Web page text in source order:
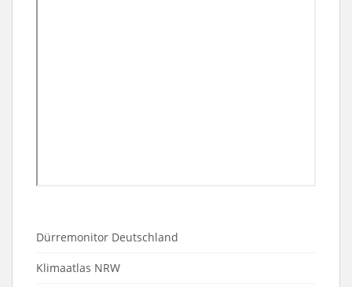
Dürremonitor Deutschland
Klimaatlas NRW